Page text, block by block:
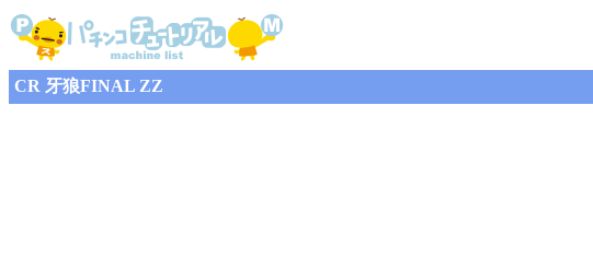
CR 牙狼FINAL ZZ